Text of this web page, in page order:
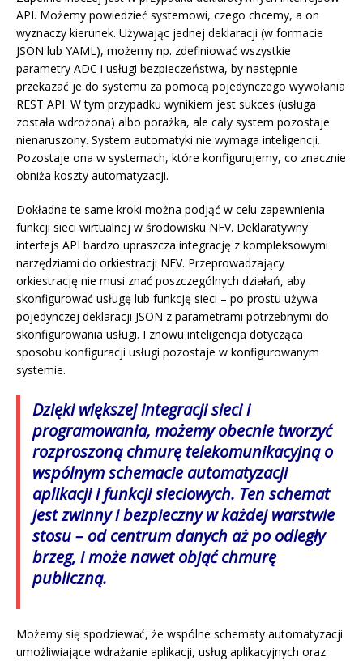
API. Możemy powiedzieć systemowi, czego chcemy, a on
wyznaczy kierunek. Używając jednej deklaracji (w formacie
JSON lub YAML), możemy np. zdefiniować wszystkie
parametry ADC i usługi bezpieczeństwa, by następnie
przekazać je do systemu za pomocą pojedynczego wywołania
REST API. W tym przypadku wynikiem jest sukces (usługa
została wdrożona) albo porażka, ale cały system pozostaje
nienaruszony. System automatyki nie wymaga inteligencji.
Pozostaje ona w systemach, które konfigurujemy, co znacznie
obniża koszty automatyzacji.
Dokładne te same kroki można podjąć w celu zapewnienia
funkcji sieci wirtualnej w środowisku NFV. Deklaratywny
interfejs API bardzo upraszcza integrację z kompleksowymi
narzędziami do orkiestracji NFV. Przeprowadzający
orkiestrację nie musi znać poszczególnych działań, aby
skonfigurować usługę lub funkcję sieci – po prostu używa
pojedynczej deklaracji JSON z parametrami potrzebnymi do
skonfigurowania usługi. I znowu inteligencja dotycząca
sposobu konfiguracji usługi pozostaje w konfigurowanym
systemie.
Dzięki większej integracji sieci i
programowania, możemy obecnie tworzyć
rozproszoną chmurę telekomunikacyjną o
wspólnym schemacie automatyzacji
aplikacji i funkcji sieciowych. Ten schemat
jest zwinny i bezpieczny w każdej warstwie
stosu – od centrum danych aż po odległy
brzeg, i może nawet objąć chmurę
publiczną.
Możemy się spodziewać, że wspólne schematy automatyzacji
umożliwiające wdrażanie aplikacji, usług aplikacyjnych oraz